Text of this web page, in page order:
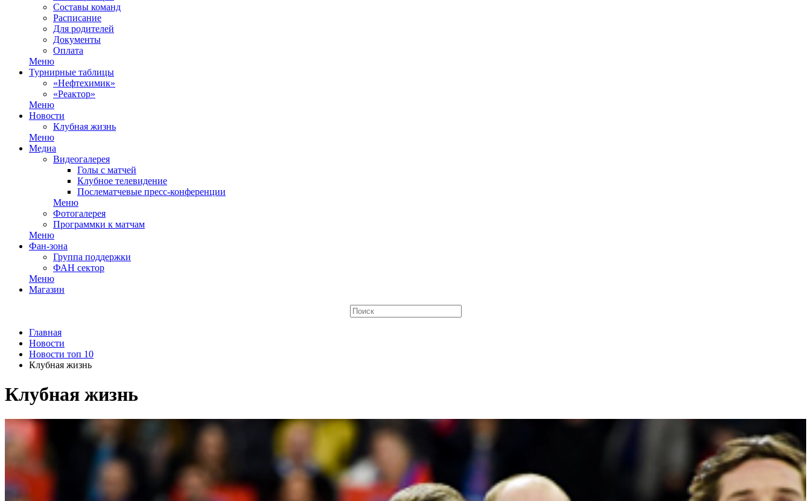
Составы команд
Расписание
Для родителей
Документы
Оплата
Меню
Турнирные таблицы
«Нефтехимик»
«Реактор»
Меню
Новости
Клубная жизнь
Меню
Медиа
Видеогалерея
Голы с матчей
Клубное телевидение
Послематчевые пресс-конференции
Меню
Фотогалерея
Программки к матчам
Меню
Фан-зона
Группа поддержки
ФАН сектор
Меню
Магазин
Главная
Новости
Новости топ 10
Клубная жизнь
Клубная жизнь